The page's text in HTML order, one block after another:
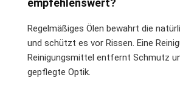
Regelmäßiges Ölen bewahrt die
und schützt es vor Rissen. Eine
Reinigungsmittel entfernt Schmutz
gepflegte Optik.